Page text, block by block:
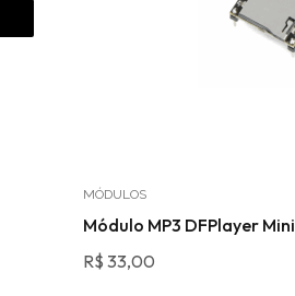
MÓDULOS
Módulo MP3 DFPlayer Mini
R$ 33,00